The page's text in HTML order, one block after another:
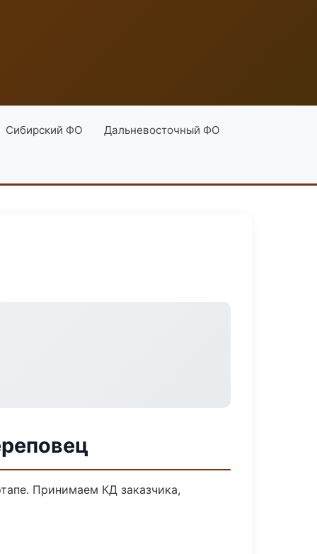
Сибирский ФО Дальневосточный ФО
Принимаем КД заказчика,